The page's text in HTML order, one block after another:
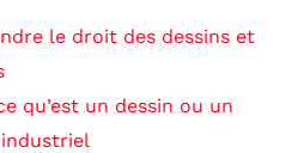
le droit des dessins et
qu’est un dessin ou un